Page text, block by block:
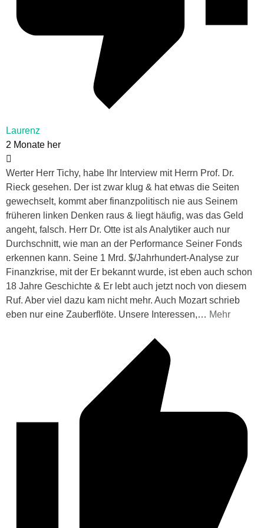
Laurenz
2 Monate her
Werter Herr Tichy, habe Ihr Interview mit Herrn Prof. Dr.
Rieck gesehen. Der ist zwar klug & hat etwas die Seiten
gewechselt, kommt aber finanzpolitisch nie aus Seinem
früheren linken Denken raus & liegt häufig, was das Geld
angeht, falsch. Herr Dr. Otte ist als Analytiker auch nur
Durchschnitt, wie man an der Performance Seiner Fonds
erkennen kann. Seine 1 Mrd. $/Jahrhundert-Analyse zur
Finanzkrise, mit der Er bekannt wurde, ist eben auch schon
18 Jahre Geschichte & Er lebt auch jetzt noch von diesem
Ruf. Aber viel dazu kam nicht mehr. Auch Mozart schrieb
eben nur eine Zauberflöte. Unsere Interessen,… Mehr